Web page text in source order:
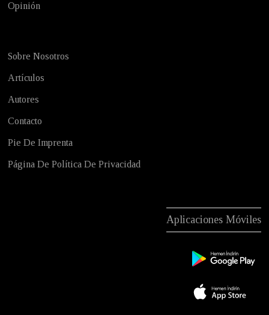
Opinión
Sobre Nosotros
Artículos
Autores
Contacto
Pie De Imprenta
Página De Política De Privacidad
Aplicaciones Móviles